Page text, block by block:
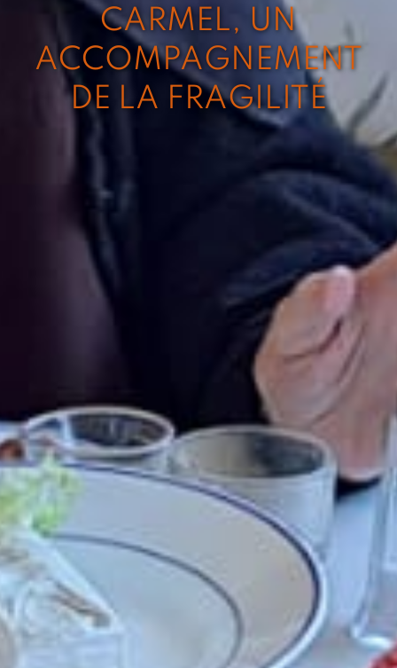
CARMEL, UN
ACCOMPAGNEMENT
DE LA FRAGILITÉ